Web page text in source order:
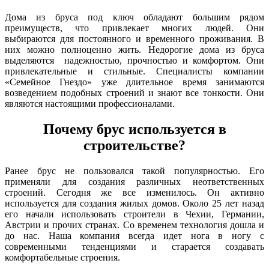
Дома из бруса под ключ обладают большим рядом
преимуществ, что привлекает многих людей. Они
выбираются для постоянного и временного проживания. В
них можно полноценно жить. Недорогие дома из бруса
выделяются надежностью, прочностью и комфортом. Они
привлекательные и стильные. Специалисты компании
«Семейное Гнездо» уже длительное время занимаются
возведением подобных строений и знают все тонкости. Они
являются настоящими профессионалами.
Почему брус используется в
строительстве?
Ранее брус не пользовался такой популярностью. Его
применяли для создания различных неответственных
строений. Сегодня же все изменилось. Он активно
используется для создания жилых домов. Около 25 лет назад
его начали использовать строители в Чехии, Германии,
Австрии и прочих странах. Со временем технология дошла и
до нас. Наша компания всегда идет нога в ногу с
современными тенденциями и старается создавать
комфортабельные строения.